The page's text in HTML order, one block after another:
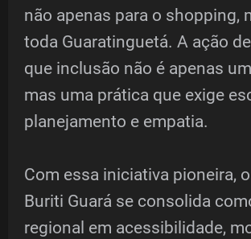
não apenas para o shopping,
toda Guaratinguetá. A ação
que inclusão não é apenas
mas uma prática que exige
planejamento e empatia.
Com essa iniciativa pioneira,
Buriti Guará se consolida
regional em acessibilidade,